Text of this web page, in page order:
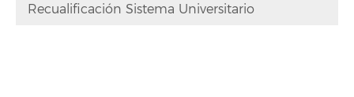
Recualificación Sistema Universitario